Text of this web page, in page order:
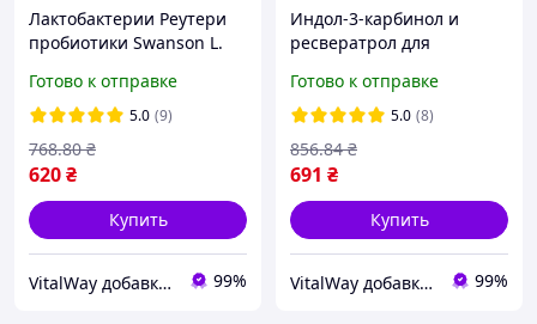
Лактобактерии Реутери
пробиотики Swanson L.
30 vcaps
Готово к отправке
5.0 (9)
620₴
768.80 ₴
Купить
VitalWay добавки для здоров'я 99%
Индол-3-карбинол и
ресвератрол для
Swanson Indole-3-Carbinol
with Resveratrol 200mg 60
капс
Готово к отправке
5.0 (8)
691 ₴
856.84 ₴
Купить
VitalWay добавки для здоров'я 99%